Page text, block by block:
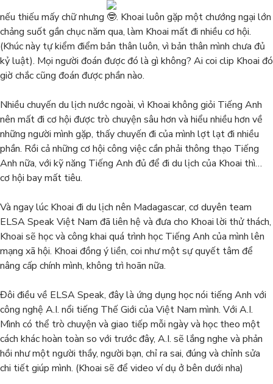
nếu thiếu mấy chữ nhưng
. Khoai luôn gặp một chướng ngại lớn
chảng suốt gần chục năm qua, làm Khoai mất đi nhiều cơ hội.
(Khúc này tự kiểm điểm bản thân luôn, vì bản thân mình chưa đủ
kỷ luật). Mọi người đoán được đó là gì không? Ai coi clip Khoai đó
giờ chắc cũng đoán đượcphần nào.
Nhiều chuyến du lịch nước ngoài, vì Khoai không giỏi Tiếng Anh
nên mất đi cơ hội được trò chuyện sâu hơn và hiểu nhiều hơn về
những người mình gặp, thấy chuyến đi của mình lợt lạt đi nhiều
phần. Rồi cả những cơ hội công việc cần phải thông thạo Tiếng
Anh nữa, với kỹ năng Tiếng Anh đủ để đi du lịch của Khoai thì…
cơ hội bay mất tiêu.
Và ngay lúc Khoai đi du lịch nên Madagascar, cơ duyên team
ELSA Speak Việt Nam đã liên hệ và đưa cho Khoai lời thử thách,
Khoai sẽ học và công khai quá trình học Tiếng Anh của mình lên
mạng xã hội. Khoai đồng ý liền, coi như một sự quyết tâm để
nâng cấp chính mình, không trì hoãn nữa.
Đôi điều về ELSA Speak, đây là ứng dụng học nói tiếng Anh với
công nghệ A.I. nổi tiếng Thế Giới của Việt Nam mình. Với A.I.
Mình có thể trò chuyện và giao tiếp mỗi ngày và học theo một
cách khác hoàn toàn so với trước đây, A.I. sẽ lắng nghe và phản
hồi như một người thầy, người bạn, chỉ ra sai, đúng và chỉnh sửa
chi tiết giúp mình. (Khoai sẽ để video ví dụ ở bên dưới nha)